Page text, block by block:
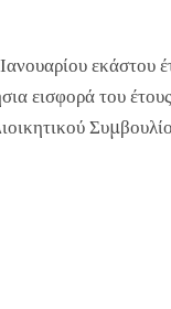
εκάστου
εισφορά του